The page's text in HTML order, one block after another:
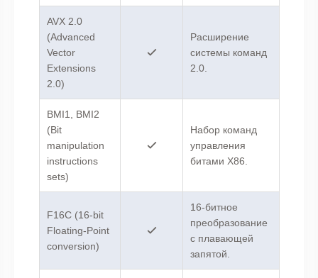
AVX 2.0
(Advanced
Vector
Extensions
2.0)
Расширение
системы команд
2.0.
BMI1, BMI2
(Bit
manipulation
instructions
sets)
Набор команд
управления
битами X86.
F16C (16-bit
Floating-Point
conversion)
16-битное
преобразование
с плавающей
запятой.